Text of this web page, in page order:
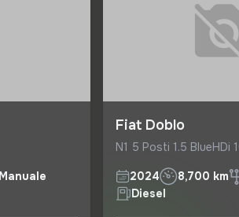
Manuale
Fiat Doblo
N1 5 Posti 1.5 BlueHDi
2024 8,700 km
Diesel